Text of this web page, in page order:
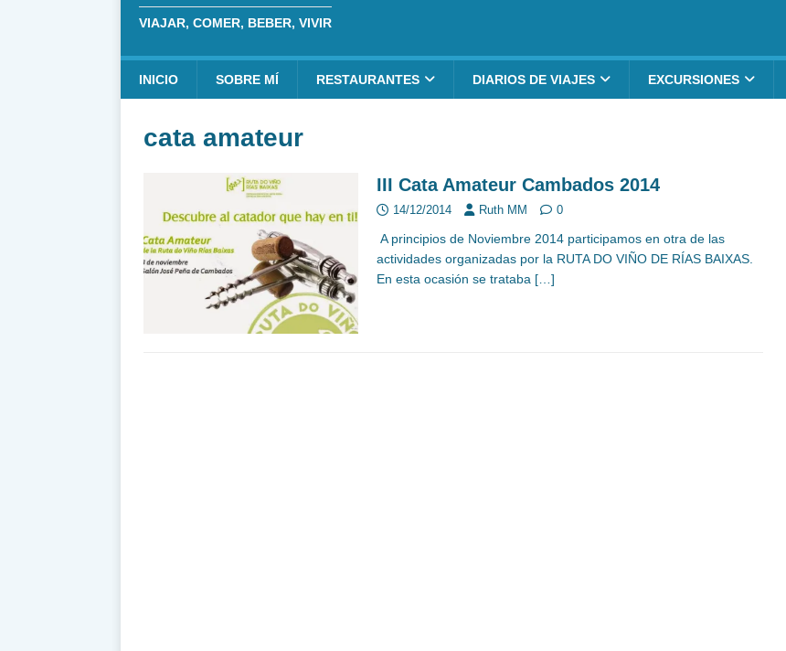
VIAJAR, COMER, BEBER, VIVIR
INICIO SOBRE MÍ RESTAURANTES DIARIOS DE VIAJES EXCURSIONES
cata amateur
III Cata Amateur Cambados 2014
14/12/2014 Ruth MM 0
A principios de Noviembre 2014 participamos en otra de las
actividades organizadas por la RUTA DO VIÑO DE RÍAS BAIXAS.
En esta ocasión se trataba […]